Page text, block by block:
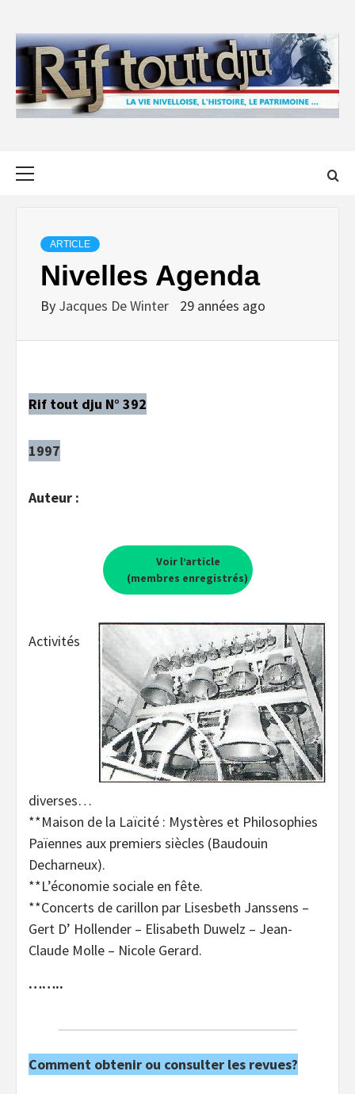
content
ARTICLE
Nivelles Agenda
By Jacques De Winter 29 années ago
Rif tout dju N° 392
1997
Auteur :
Voir l’article
(membres enregistrés)
Activités
diverses…
**Maison de la Laïcité : Mystères et Philosophies
Païennes aux premiers siècles (Baudouin
Decharneux).
**L’économie sociale en fête.
**Concerts de carillon par Lisesbeth Janssens –
Gert D’ Hollender – Elisabeth Duwelz – Jean-
Claude Molle – Nicole Gerard.
……..
Comment obtenir ou consulter les revues?